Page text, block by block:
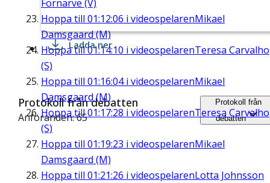
Fornarve (V)
Hoppa till 01:12:06 i videospelarenMikael
Damsgaard (M)
Hoppa till01:14:10 i videospelarenTeresa Carvalho
(S)
Hoppa till 01:16:04i videospelarenMikael
Damsgaard (M)
Hoppa till01:17:28 i videospelarenTeresa Carvalho
(S)
Hoppa till 01:19:23 i videospelarenMikael
Damsgaard (M)
Hoppa till 01:21:26 i videospelarenLotta Johnsson
Ladda ner
Protokoll från debatten
Anföranden: 65
Protokoll från
debatten